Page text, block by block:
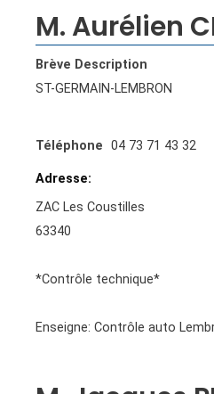
M. Aurélien
Brève Description
ST-GERMAIN-LEMBRON
Téléphone 04 73 71 43 32
ZAC Les Coustilles
63340
*Contrôle technique*
Enseigne: Contrôle auto